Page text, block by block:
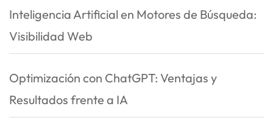
Inteligencia Artificial en Motores de Búsqueda:
Visibilidad Web
Optimización con ChatGPT: Ventajas y
Resultados frente a IA